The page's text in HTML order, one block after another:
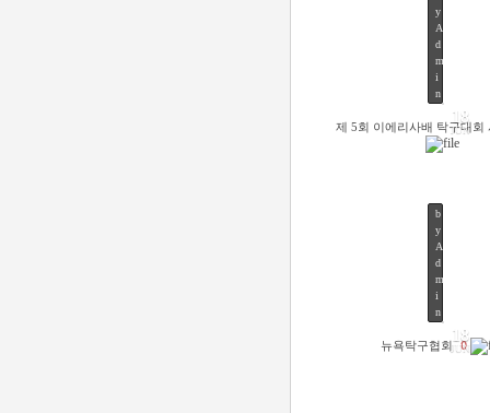
18
JUN
y
A
d
m
i
n
제 5회 이에리사배 탁구대회
18
JUN
b
y
A
d
m
i
n
뉴욕탁구협회 0